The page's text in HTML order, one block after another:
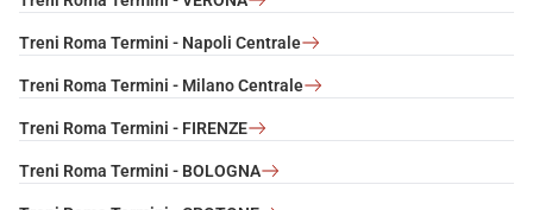
Treni Roma Termini - Napoli Centrale
Treni Roma Termini - Milano Centrale
Treni Roma Termini - FIRENZE
Treni Roma Termini - BOLOGNA